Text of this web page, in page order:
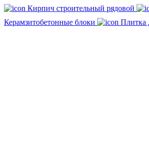
Кирпич строительный рядовой
Керамзитобетонные блоки
Плитка